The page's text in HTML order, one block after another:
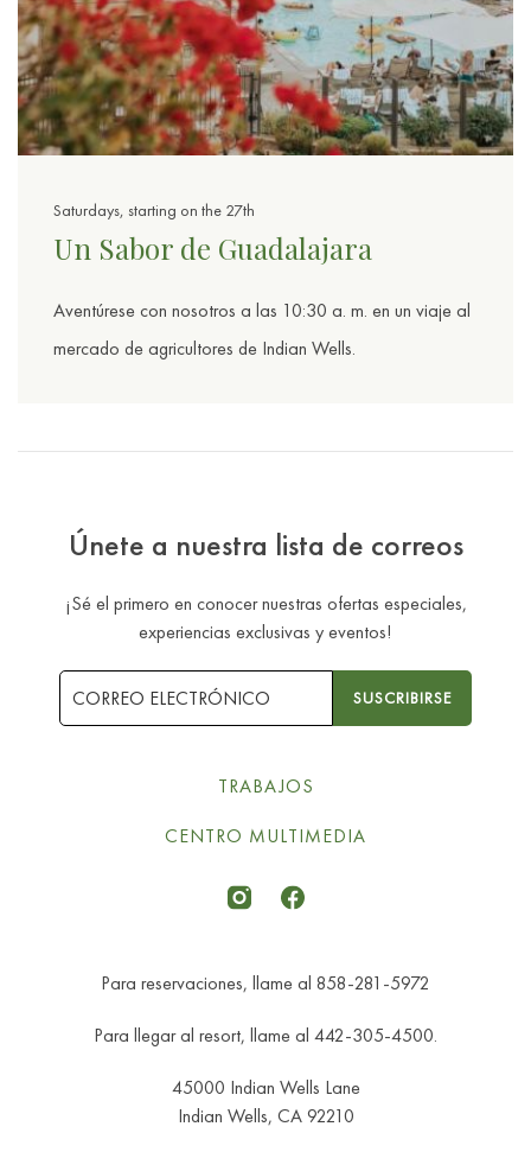
Saturdays, starting on the 27th
Un Sabor de Guadalajara
Aventúrese con nosotros a las 10:30 a. m. en un viaje al
mercado de agricultores de Indian Wells.
Únete a nuestra lista de correos
¡Sé el primero en conocer nuestras ofertas especiales,
experiencias exclusivas y eventos!
electrónico
SUSCRIBIRSE
TRABAJOS
CENTRO MULTIMEDIA
miramonte-icon-instagram
miramonte-icon-facebook
Para reservaciones, llame al 858-281-5972
Para llegar al resort, llame al 442-305-4500.
45000 Indian Wells Lane
Indian Wells, CA 92210